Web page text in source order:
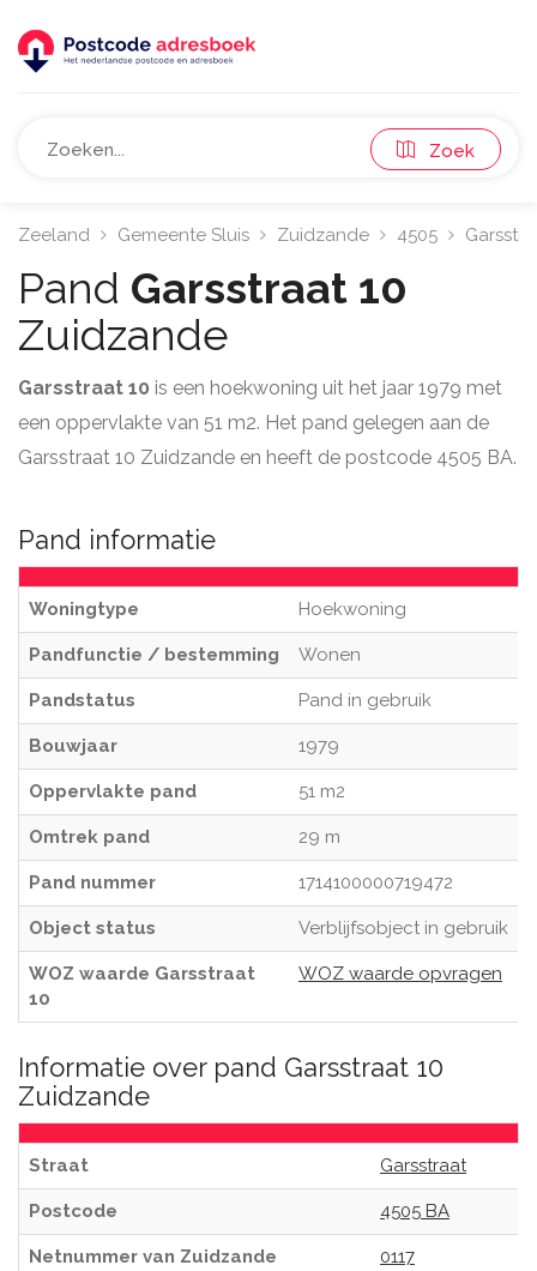
Zoek
Zeeland Gemeente Sluis Zuidzande 4505
Pand Garsstraat 10
Zuidzande
Garsstraat 10 is een hoekwoning uit het jaar 1979 met
een oppervlakte van 51 m2. Het pand gelegen aan de
Garsstraat 10 Zuidzande en heeft de postcode 4505 BA.
Pand informatie
Woningtype Hoekwoning
Pandfunctie / bestemming Wonen
Pandstatus Pand in gebruik
Bouwjaar 1979
Oppervlakte pand 51 m2
Omtrek pand 29 m
Pand nummer 1714100000719472
Object status Verblijfsobject in gebruik
WOZ waarde Garsstraat
10
WOZ waarde opvragen
Informatie over pand Garsstraat 10
Zuidzande
Straat Garsstraat
Postcode 4505 BA
Netnummer van Zuidzande 0117